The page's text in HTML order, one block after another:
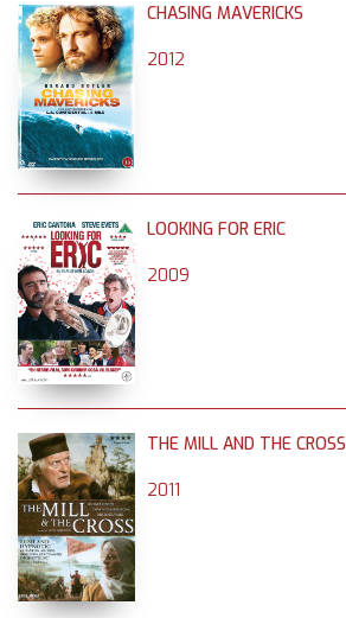
CHASING MAVERICKS
2012
LOOKING FOR ERIC
2009
THE MILL AND THE CROSS
2011